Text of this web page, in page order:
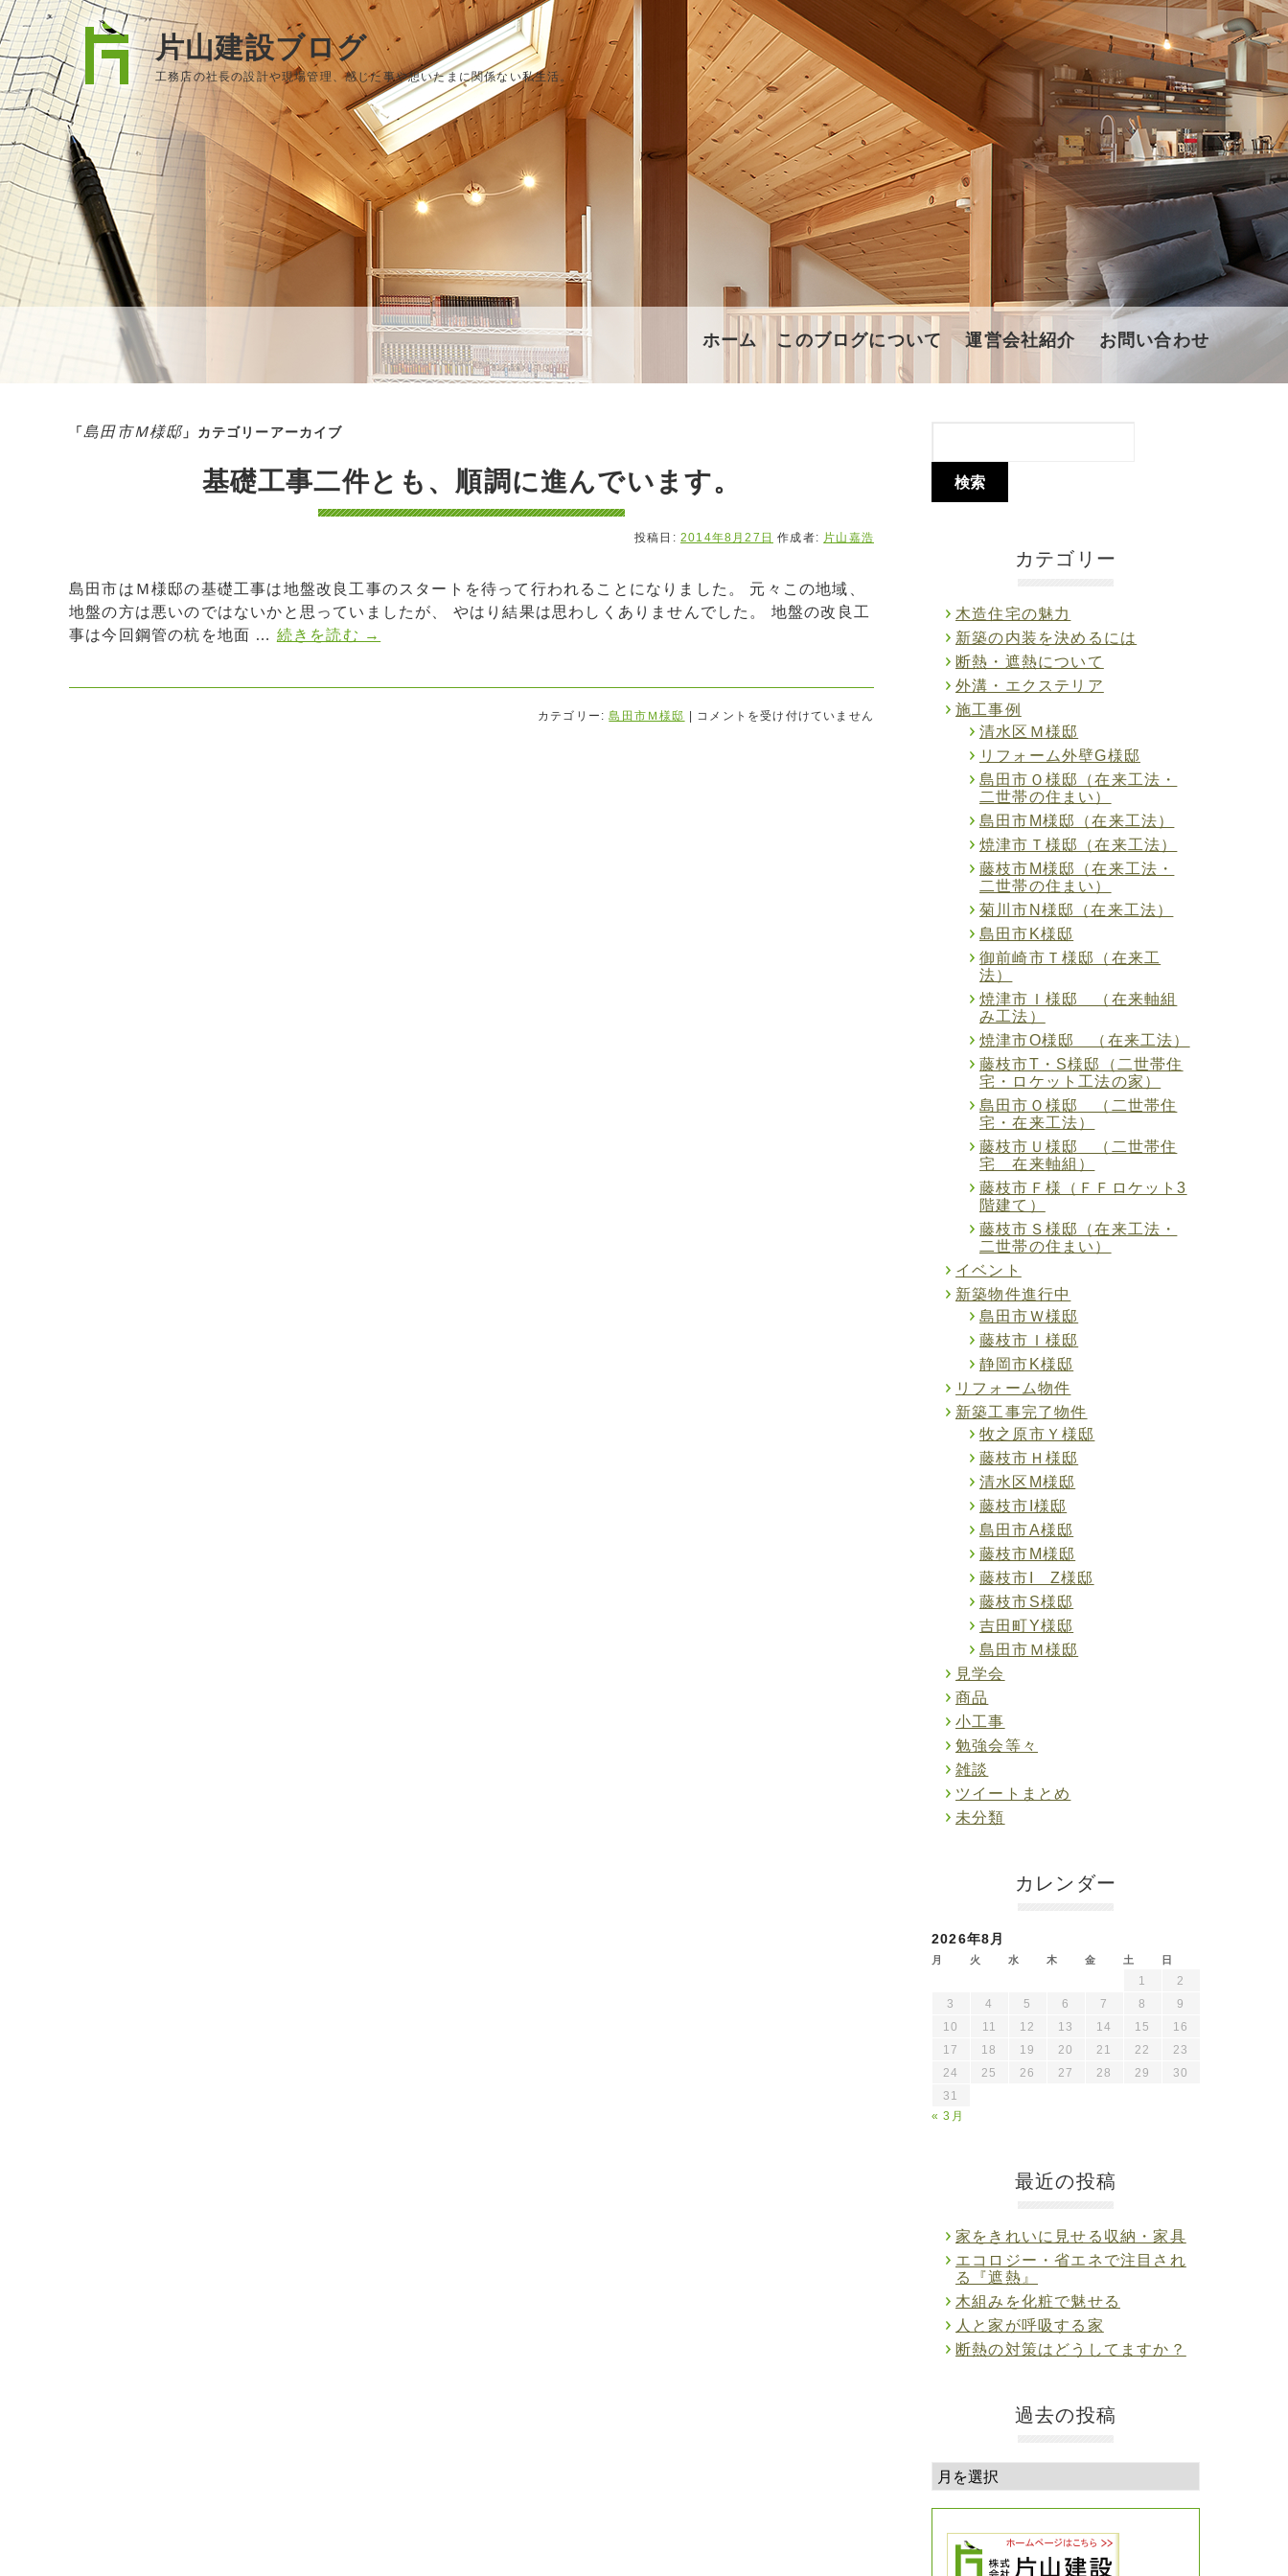
片山建設ブログ
工務店の社長の設計や現場管理、感じた事や想いたまに関係ない私生活。
ホーム このブログについて 運営会社紹介 お問い合わせ
「島田市Ｍ様邸 」カテゴリーアーカイブ
基礎工事二件とも、順調に進んでいます。
投稿日: 2014年8月27日 作成者: 片山嘉浩
島田市はＭ様邸の基礎工事は地盤改良工事のスタートを待って行われることになりました。 元々この地域、
地盤の方は悪いのではないかと思っていましたが、 やはり結果は思わしくありませんでした。 地盤の改良工
事は今回鋼管の杭を地面 … 続きを読む →
カテゴリー: 島田市Ｍ様邸 コメントを受け付けていません
カテゴリー
木造住宅の魅力
新築の内装を決めるには
断熱・遮熱について
外溝・エクステリア
施工事例
清水区Ｍ様邸
リフォーム外壁G様邸
島田市Ｏ様邸（在来工法・
二世帯の住まい）
島田市M様邸（在来工法）
焼津市Ｔ様邸（在来工法）
藤枝市M様邸（在来工法・
二世帯の住まい）
菊川市N様邸（在来工法）
島田市K様邸
御前崎市Ｔ様邸（在来工
法）
焼津市Ｉ様邸 （在来軸組
み工法）
焼津市O様邸 （在来工法）
藤枝市T・S様邸（二世帯住
宅・ロケット工法の家）
島田市Ｏ様邸 （二世帯住
宅・在来工法）
藤枝市Ｕ様邸 （二世帯住
宅 在来軸組）
藤枝市Ｆ様（ＦＦロケット3
階建て）
藤枝市Ｓ様邸（在来工法・
二世帯の住まい）
イベント
新築物件進行中
島田市Ｗ様邸
藤枝市Ｉ様邸
静岡市K様邸
リフォーム物件
新築工事完了物件
牧之原市Ｙ様邸
藤枝市Ｈ様邸
清水区M様邸
藤枝市I様邸
島田市A様邸
藤枝市M様邸
藤枝市I Z様邸
藤枝市S様邸
吉田町Y様邸
島田市Ｍ様邸
見学会
商品
小工事
勉強会等々
雑談
ツイートまとめ
未分類
カレンダー
2026年8月
月 火 水 木 金 土 日
1
2
3
4 5 6 7 8
9
10
11 12 13 14 15
16
17
18 19 20 21 22
23
24
25 26 27 28 29
30
31
« 3月
最近の投稿
家をきれいに見せる収納・家具
エコロジー・省エネで注目され
る『遮熱』
木組みを化粧で魅せる
人と家が呼吸する家
断熱の対策はどうしてますか？
過去の投稿